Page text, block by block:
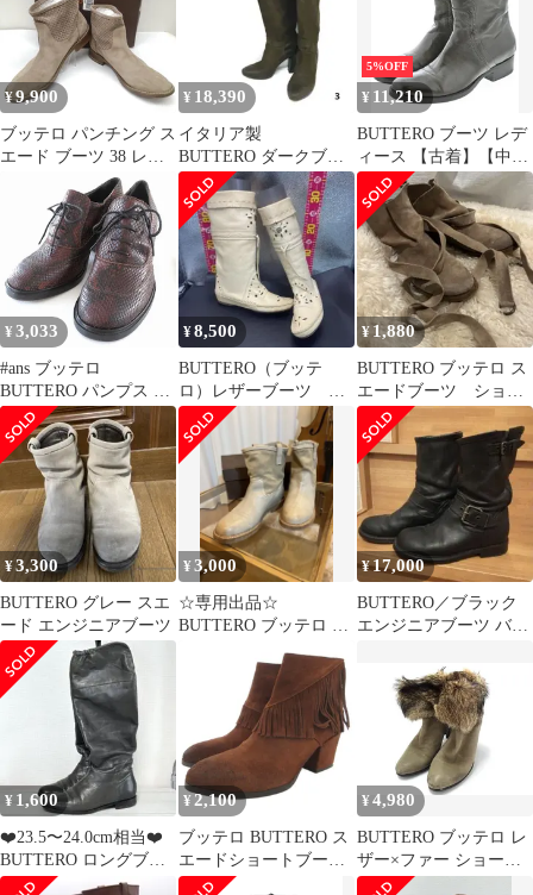
¥9,900
ブッテロ パンチング ス
エード ブーツ 38 レデ
ィース 24.0cm
ISItems【USED】【古
着】【中古】50151168
¥ 18,390
イタリア製
BUTTERO ダークブラ
ウン ロングブーツ
25.0 高級本革使用
5%OFF
¥ 11,210
BUTTERO ブーツ レデ
ィース 【古着】【中
古】【送料無料】
¥ 3,033
#ans ブッテロ
BUTTERO パンプス ブ
ーティー レザー レース
アップ 37 茶 レディー
ス [732151]
¥8,500
BUTTERO（ブッテ
ロ）レザーブーツ ウ
エスタンブーツ ロン
グブーツ 24㎝
¥1,880
BUTTERO ブッテロ ス
エードブーツ ショー
トブーツ Y2K ブーツ
¥3,300
BUTTERO グレー スエ
ード エンジニアブーツ
¥3,000
☆専用出品☆
BUTTERO ブッテロ ペ
¥17,000
BUTTERO／ブラック
エンジニアブーツ バッ
¥ 1,600
❤️23.5〜24.0cm相当❤️
BUTTERO ロングブー
ツ レザー
¥ 2,100
ブッテロ BUTTERO ス
エードショートブーツ
フリンジ バックジップ
¥4,980
BUTTERO ブッテロ レ
ザー×ファー ショート
ブーツ 表記サイズ 36